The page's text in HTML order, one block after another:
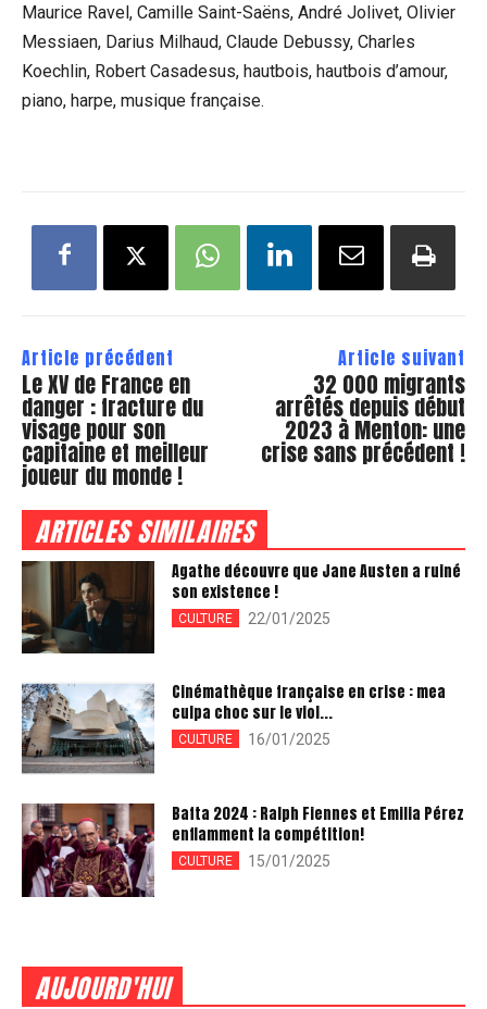
Maurice Ravel, Camille Saint-Saëns, André Jolivet, Olivier
Messiaen, Darius Milhaud, Claude Debussy, Charles
Koechlin, Robert Casadesus, hautbois, hautbois d’amour,
piano, harpe, musique française.
Article précédent
Le XV de France en
danger : fracture du
visage pour son
capitaine et meilleur
joueur du monde !
Article suivant
32 000 migrants
arrêtés depuis début
2023 à Menton: une
crise sans précédent !
ARTICLES SIMILAIRES
Agathe découvre que Jane Austen a ruiné
son existence !
CULTURE 22/01/2025
Cinémathèque française en crise : mea
culpa choc sur le viol...
CULTURE 16/01/2025
Bafta 2024 : Ralph Fiennes et Emilia Pérez
enflamment la compétition!
CULTURE 15/01/2025
AUJOURD'HUI